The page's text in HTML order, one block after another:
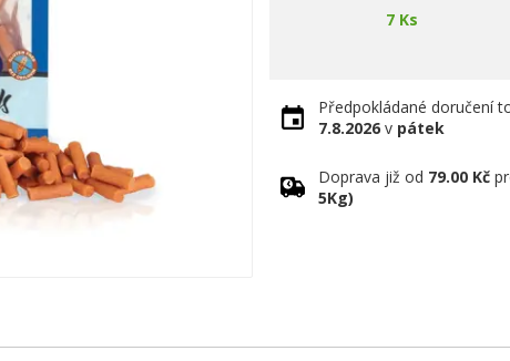
7 Ks
Předpokládané doručení
7.8.2026 v pátek
Doprava již od 79.00 Kč
5Kg)